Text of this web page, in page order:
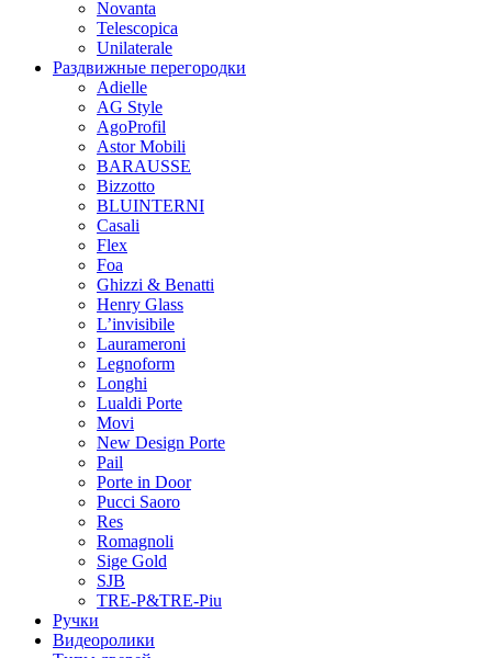
Novanta
Telescopica
Unilaterale
Раздвижные перегородки
Adielle
AG Style
AgoProfil
Astor Mobili
BARAUSSE
Bizzotto
BLUINTERNI
Casali
Flex
Foa
Ghizzi & Benatti
Henry Glass
L’invisibile
Laurameroni
Legnoform
Longhi
Lualdi Porte
Movi
New Design Porte
Pail
Porte in Door
Pucci Saoro
Res
Romagnoli
Sige Gold
SJB
TRE-P&TRE-Piu
Ручки
Видеоролики